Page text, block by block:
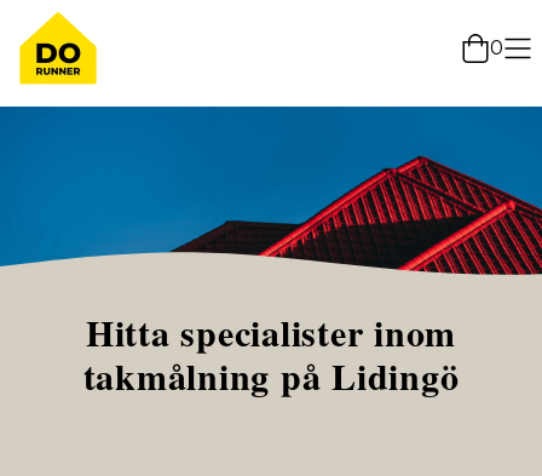
0
Hitta specialister inom
takmålning på Lidingö